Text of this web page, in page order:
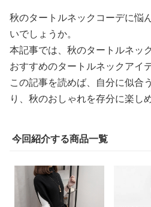
秋のタートルネックコーデに悩
いでしょうか。
本記事では、秋のタートルネッ
おすすめのタートルネックアイ
この記事を読めば、自分に似合
り、秋のおしゃれを存分に楽し
今回紹介する商品一覧